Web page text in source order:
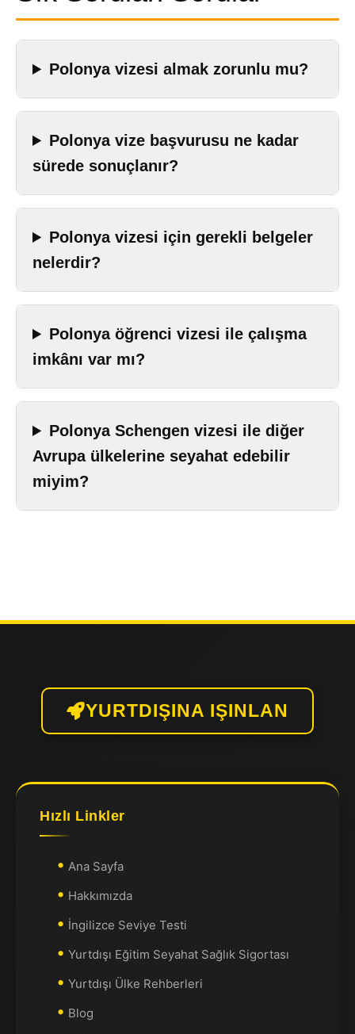
Polonya vizesi almak zorunlu mu?
Polonya vize başvurusu ne kadar
sürede sonuçlanır?
Polonya vizesi için gerekli belgeler
nelerdir?
Polonya öğrenci vizesi ile çalışma
imkânı var mı?
Polonya Schengen vizesi ile diğer
Avrupa ülkelerine seyahat edebilir
miyim?
YURTDIŞINA IŞINLAN
Hızlı Linkler
Ana Sayfa
Hakkımızda
İngilizce Seviye Testi
Yurtdışı Eğitim Seyahat Sağlık Sigortası
Yurtdışı Ülke Rehberleri
Blog